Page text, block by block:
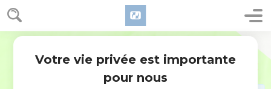
Proverbes 21
21 Celui qui s'adonne soigneusement à la justice, et à la
miséricorde, trouvera la vie, la justice, et la gloire.
22
sa confiance.
Celui qui garde sa bouche et sa langue, garde son âme de
Votre vie privée est importante
pour nous